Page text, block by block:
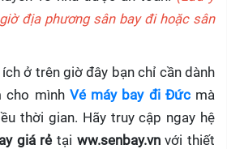
địa phương sân bay đi hoặc sân
ở trên giờ đây bạn chỉ cần dành
cho mình Vé máy bay đi Đứcmà
thời gian. Hãy truy cập ngay hệ
giá rẻ tại ww.senbay.vnvới thiết